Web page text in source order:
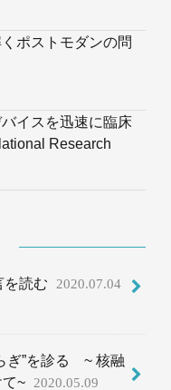
ポストモダンの問
イスを迅速に臨床
Research
を読む 2020.07.04
ぎ”を診る ~ 核融
~ 2020.05.09